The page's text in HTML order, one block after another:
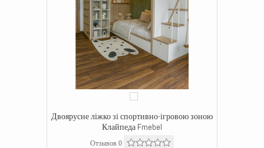
Двоярусне ліжко зі спортивно-ігровою зоною
Клайпеда Fmebel
Отзывов 0